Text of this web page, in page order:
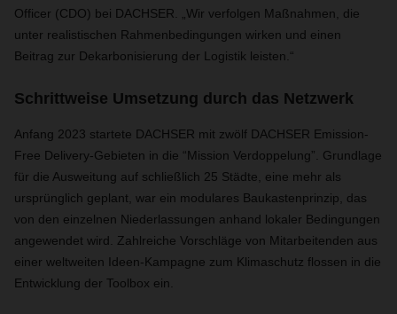
Officer (CDO) bei DACHSER. „Wir verfolgen Maßnahmen, die
unter realistischen Rahmenbedingungen wirken und einen
Beitrag zur Dekarbonisierung der Logistik leisten.“
Schrittweise Umsetzung durch das Netzwerk
Anfang 2023 startete DACHSER mit zwölf DACHSER Emission-
Free Delivery-Gebieten in die “Mission Verdoppelung”. Grundlage
für die Ausweitung auf schließlich 25 Städte, eine mehr als
ursprünglich geplant, war ein modulares Baukastenprinzip, das
von den einzelnen Niederlassungen anhand lokaler Bedingungen
angewendet wird. Zahlreiche Vorschläge von Mitarbeitenden aus
einer weltweiten Ideen-Kampagne zum Klimaschutz flossen in die
Entwicklung der Toolbox ein.